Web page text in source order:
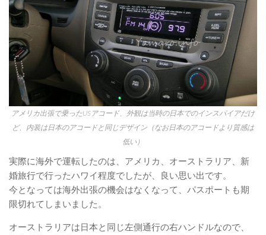
アメリカ出張で乗ったUSアコード、外観は当時の日本でのインスパイアだけ
ど、内装は日本のアコードと同じデザイン（なお日本のアコードより質感は
低い）
実際に海外で運転したのは、アメリカ、オーストラリア、新
婚旅行で行ったハワイ程度でしたが、良い思い出です。
今となっては海外出張の機会はなくなって、パスポートも期
限切れてしまいました。
オーストラリアは日本と同じ左側通行の右ハンドルなので、